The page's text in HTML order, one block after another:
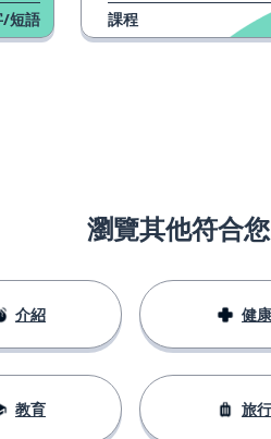
/短語 課程
瀏覽其他符合
介紹 健康
教育 旅行